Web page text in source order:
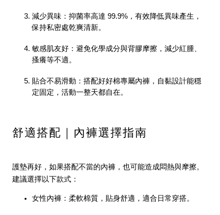
減少異味： 抑菌率高達 99.9%，有效降低異味產生，
保持私密處乾爽清新。
敏感肌友好： 避免化學成分與背膠摩擦，減少紅腫、
搔癢等不適。
貼合不易滑動： 搭配好好棉專屬內褲，自黏設計能穩
定固定，活動一整天都自在。
舒適搭配｜內褲選擇指南
護墊再好，如果搭配不當的內褲，也可能造成悶熱與摩擦。
建議選擇以下款式：
女性內褲 ：柔軟棉質，貼身舒適，適合日常穿搭。